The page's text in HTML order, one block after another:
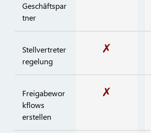
Geschäftspar
tner
Stellvertreter
regelung
✗
Freigabewor
kflows
erstellen
✗